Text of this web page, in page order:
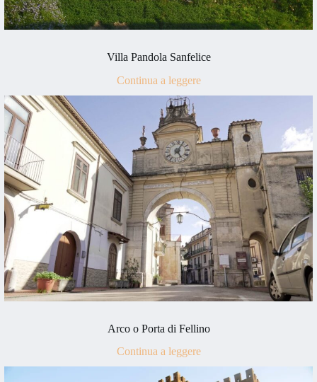
Villa Pandola Sanfelice
Continua a leggere
Arco o Porta di Fellino
Continua a leggere